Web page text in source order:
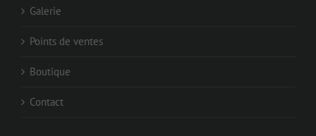
Galerie
Points de ventes
Boutique
Contact